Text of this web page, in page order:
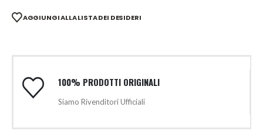
AGGIUNGI ALLA LISTA DEI DESIDERI
100% PRODOTTI ORIGINALI
Siamo Rivenditori Ufficiali